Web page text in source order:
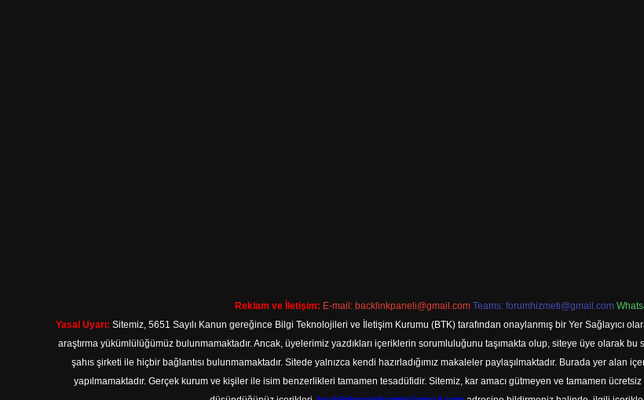
Reklam ve İletişim: E-mail: backlinkpaneli@gmail.com Teams: forumhizmeti@gmail.com
Yasal Uyarı: Sitemiz, 5651 Sayılı Kanun gereğince Bilgi Teknolojileri ve İletişim Kurumu (BTK) tarafından onaylanmış bir Yer Sağlayıcı
araştırma yükümlülüğümüz bulunmamaktadır. Ancak, üyelerimiz yazdıkları içeriklerin sorumluluğunu taşımakta olup, siteye üye olarak
şahıs şirketi ile hiçbir bağlantısı bulunmamaktadır. Sitede yalnızca kendi hazırladığımız makaleler paylaşılmaktadır. Burada yer
yapılmamaktadır. Gerçek kurum ve kişiler ile isim benzerlikleri tamamen tesadüfidir. Sitemiz, kar amacı gütmeyen ve tamamen